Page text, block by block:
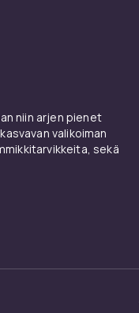
niin arjen pienet
valikoiman
sekä